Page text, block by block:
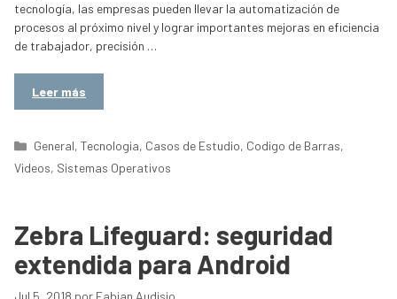
tecnología, las empresas pueden llevar la automatización de
procesos al próximo nivel y lograr importantes mejoras en eficiencia
de trabajador, precisión …
Leer más
Categorías
General,Tecnologia, Casos de Estudio, Codigo de Barras,
Videos, Sistemas Operativos
Zebra Lifeguard: seguridad
extendida para Android
Jul 5, 2018 por Fabian Audisio